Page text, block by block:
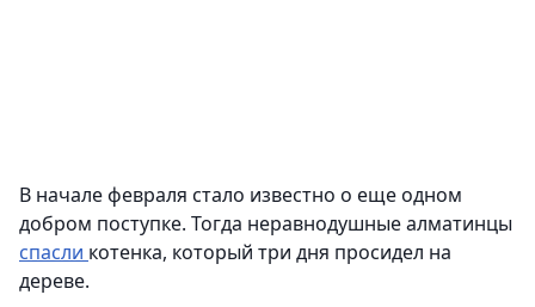
В начале февраля стало известно о еще одном
добром поступке. Тогда неравнодушные алматинцы
спасли котенка, который три дня просидел на
дереве.